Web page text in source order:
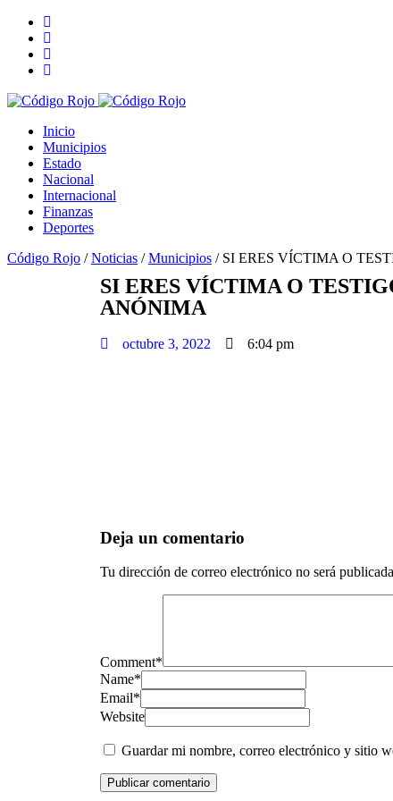
Inicio
Municipios
Estado
Nacional
Internacional
Finanzas
Deportes
Código Rojo /Noticias /Municipios / SI ERES VÍCTIMA O
SI ERES VÍCTIMA O
ANÓNIMA
octubre 3, 2022 6:04 pm
Deja un comentario
Tu dirección de correo electrónico no será
Comment*
Name*
Email*
Website
Guardar mi nombre, correo electrónico y sitio